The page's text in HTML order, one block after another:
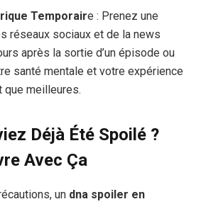
Temporaire : Prenez une
réseaux sociaux et de la news
après la sortie d’un épisode ou
santé mentale et votre expérience
que meilleures.
Déjà Été Spoilé ?
Avec Ça
un dna spoiler en